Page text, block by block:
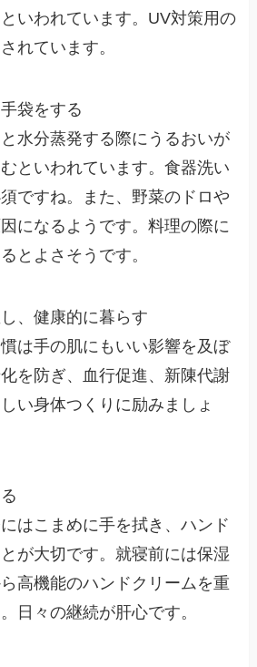
いわれています。UV対策用の
れています。
袋をする
水分蒸発する際にうるおいが
といわれています。食器洗い
ですね。また、野菜のドロや
になるようです。料理の際に
とよさそうです。
、健康的に暮らす
は手の肌にもいい影響を及ぼ
を防ぎ、血行促進、新陳代謝
い身体つくりに励みましょ
はこまめに手を拭き、ハンド
が大切です。就寝前には保湿
高機能のハンドクリームを重
日々の継続が肝心です。